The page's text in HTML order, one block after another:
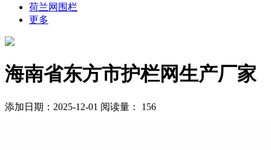
荷兰网围栏
更多
海南省东方市护栏网生产厂家
添加日期：2025-12-01 阅读量： 156